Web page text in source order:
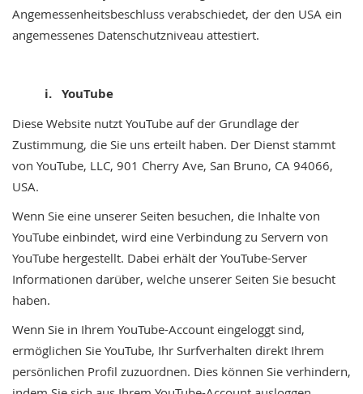
Angemessenheitsbeschluss verabschiedet, der den USA ein
angemessenes Datenschutzniveau attestiert.
i. YouTube
Diese Website nutzt YouTube auf der Grundlage der
Zustimmung, die Sie uns erteilt haben. Der Dienst stammt
von YouTube, LLC, 901 Cherry Ave, San Bruno, CA 94066,
USA.
Wenn Sie eine unserer Seiten besuchen, die Inhalte von
YouTube einbindet, wird eine Verbindung zu Servern von
YouTube hergestellt. Dabei erhält der YouTube-Server
Informationen darüber, welche unserer Seiten Sie besucht
haben.
Wenn Sie in Ihrem YouTube-Account eingeloggt sind,
ermöglichen Sie YouTube, Ihr Surfverhalten direkt Ihrem
persönlichen Profil zuzuordnen. Dies können Sie verhindern,